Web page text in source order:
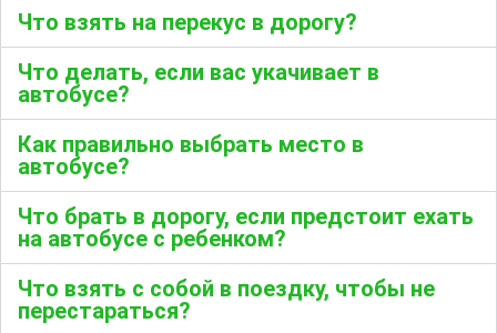
Что взять на перекус в дорогу?
Что делать, если вас укачивает в
автобусе?
Как правильно выбрать место в
автобусе?
Что брать в дорогу, если предстоит ехать
на автобусе с ребенком?
Что взять с собой в поездку, чтобы не
перестараться?